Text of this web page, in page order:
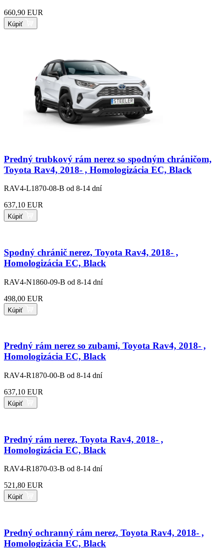
660,90 EUR
Kúpiť
Predný trubkový rám nerez so spodným chráničom,
Toyota Rav4, 2018- , Homologizácia EC, Black
RAV4-L1870-08-B od 8-14 dní
637,10 EUR
Kúpiť
Spodný chránič nerez, Toyota Rav4, 2018- ,
Homologizácia EC, Black
RAV4-N1860-09-B od 8-14 dní
498,00 EUR
Kúpiť
Predný rám nerez so zubami, Toyota Rav4, 2018- ,
Homologizácia EC, Black
RAV4-R1870-00-B od 8-14 dní
637,10 EUR
Kúpiť
Predný rám nerez, Toyota Rav4, 2018- ,
Homologizácia EC, Black
RAV4-R1870-03-B od 8-14 dní
521,80 EUR
Kúpiť
Predný ochranný rám nerez, Toyota Rav4, 2018- ,
Homologizácia EC, Black